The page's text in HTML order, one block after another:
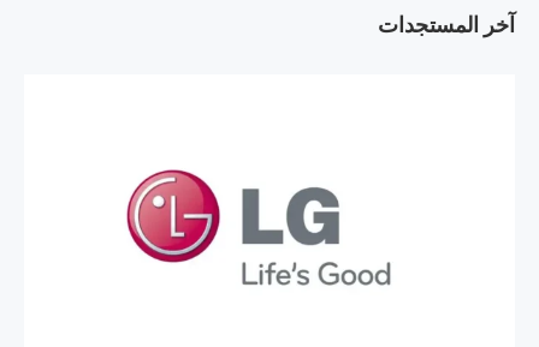
آخر المستجدات